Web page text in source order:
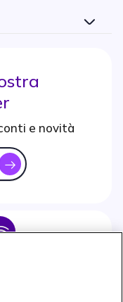
e novità
icon
Icon